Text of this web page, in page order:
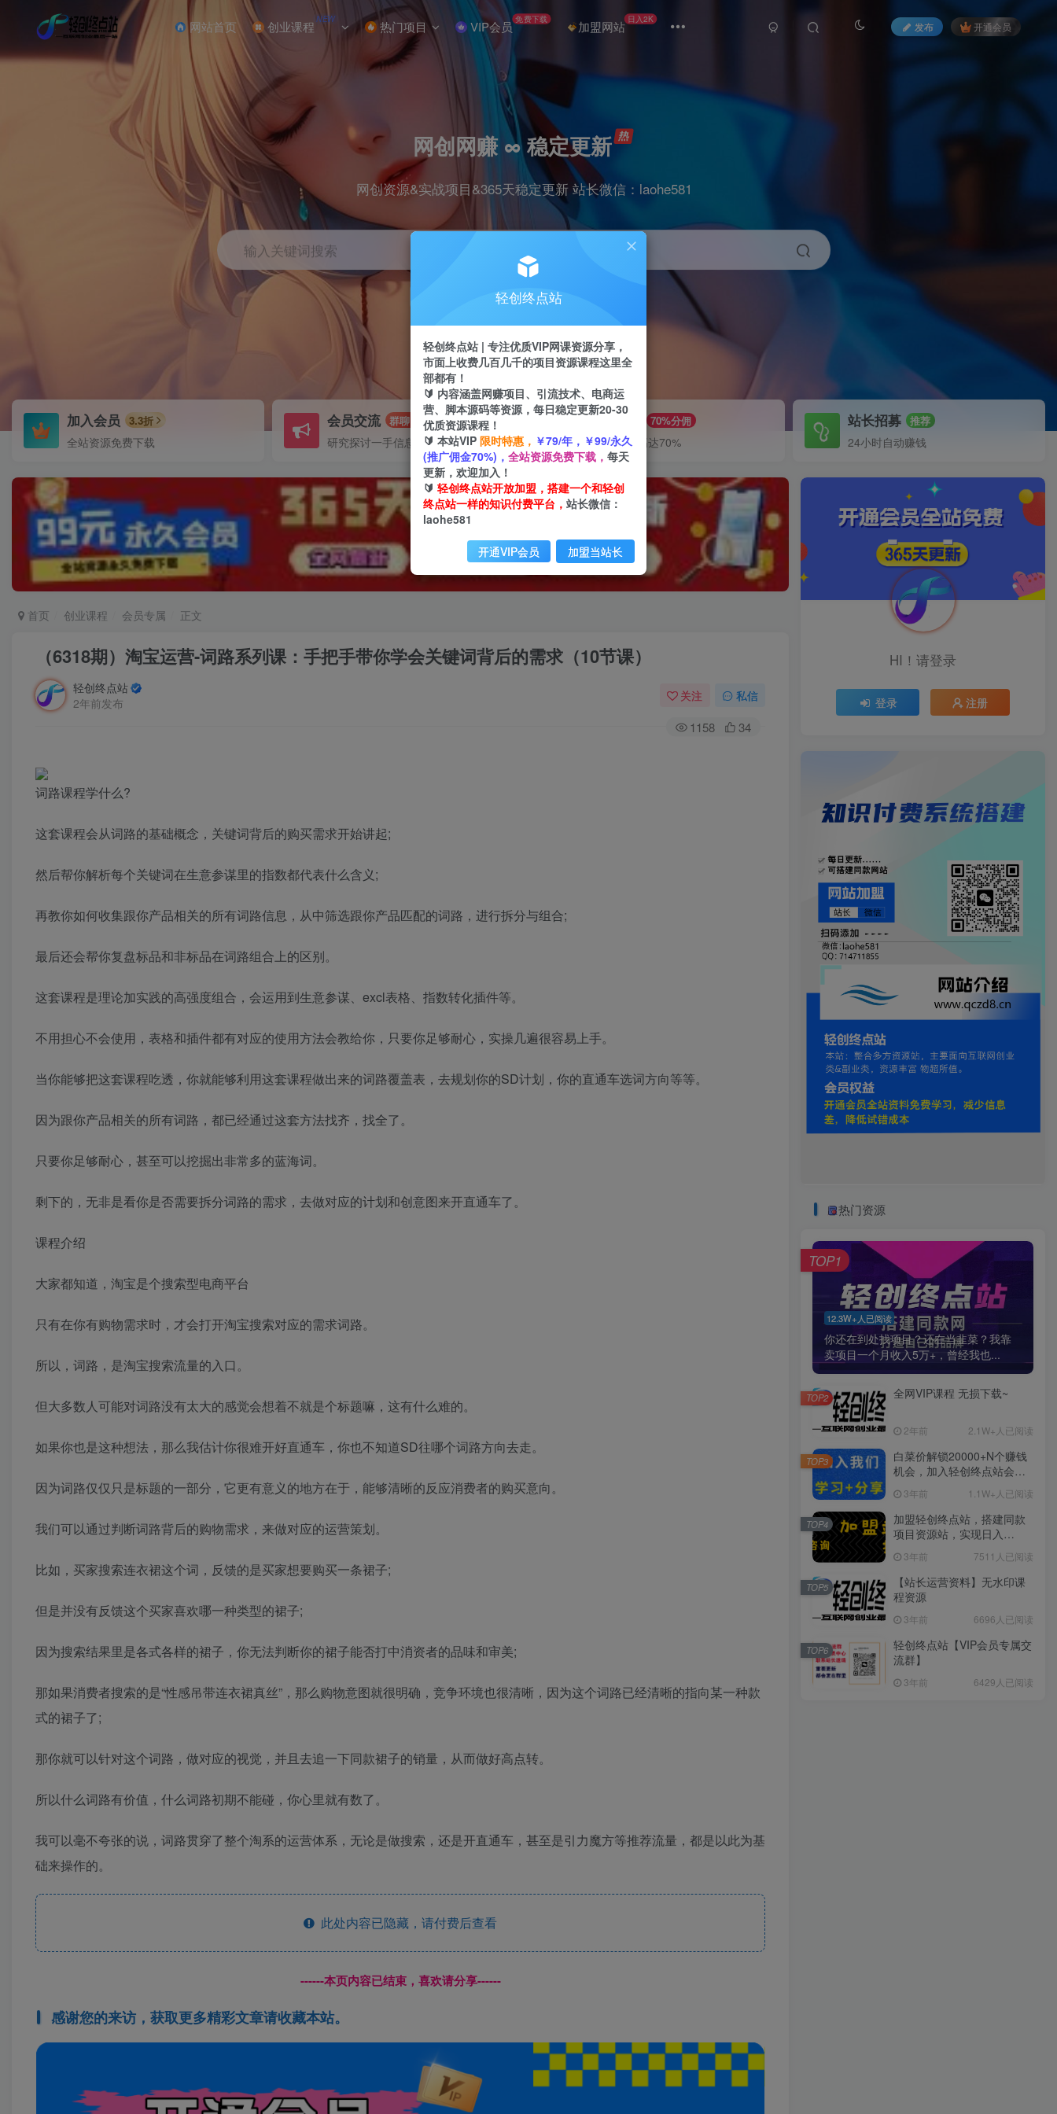
网站首页 创业课程 NEW 热门项目 VIP会员 免费下载 加盟网站 日入2K
发布 开通会员
网创网赚 ∞ 稳定更新
网创资源&实战项目&365天稳定更新 站长微信：laohe581
输入关键词搜索
剪辑 引流 带货
加入会员 3.3折
全站资源免费下载
会员交流 群聊
研究探讨一手信息差
推广赚钱 70%分佣
推广返佣高达70%
站长招募 推荐
24小时自动赚钱
首页 创业课程 会员专属 正文
（6318期）淘宝运营-词路系列课：手把手带你学会关键词背后的需求（10节课）
轻创终点站
2年前发布
关注 私信
1158 34
词路课程学什么?
这套课程会从词路的基础概念，关键词背后的购买需求开始讲起;
然后帮你解析每个关键词在生意参谋里的指数都代表什么含义;
再教你如何收集跟你产品相关的所有词路信息，从中筛选跟你产品匹配的词路，进行拆分与组合;
最后还会帮你复盘标品和非标品在词路组合上的区别。
这套课程是理论加实践的高强度组合，会运用到生意参谋、excl表格、指数转化插件等。
不用担心不会使用，表格和插件都有对应的使用方法会教给你，只要你足够耐心，实操几遍很容易上手。
当你能够把这套课程吃透，你就能够利用这套课程做出来的词路覆盖表，去规划你的SD计划，你的直通车选词方向等等。
因为跟你产品相关的所有词路，都已经通过这套方法找齐，找全了。
只要你足够耐心，甚至可以挖掘出非常多的蓝海词。
剩下的，无非是看你是否需要拆分词路的需求，去做对应的计划和创意图来开直通车了。
课程介绍
大家都知道，淘宝是个搜索型电商平台
只有在你有购物需求时，才会打开淘宝搜索对应的需求词路。
所以，词路，是淘宝搜索流量的入口。
但大多数人可能对词路没有太大的感觉会想着不就是个标题嘛，这有什么难的。
如果你也是这种想法，那么我估计你很难开好直通车，你也不知道SD往哪个词路方向去走。
因为词路仅仅只是标题的一部分，它更有意义的地方在于，能够清晰的反应消费者的购买意向。
我们可以通过判断词路背后的购物需求，来做对应的运营策划。
比如，买家搜索连衣裙这个词，反馈的是买家想要购买一条裙子;
但是并没有反馈这个买家喜欢哪一种类型的裙子;
因为搜索结果里是各式各样的裙子，你无法判断你的裙子能否打中消资者的品味和审美;
那如果消费者搜索的是“性感吊带连衣裙真丝”，那么购物意图就很明确，竞争环境也很清晰，因为这个词路已经清晰的指向某一种款
式的裙子了;
那你就可以针对这个词路，做对应的视觉，并且去追一下同款裙子的销量，从而做好高点转。
所以什么词路有价值，什么词路初期不能碰，你心里就有数了。
我可以毫不夸张的说，词路贯穿了整个淘系的运营体系，无论是做搜索，还是开直通车，甚至是引力魔方等推荐流量，都是以此为基
础来操作的。
此处内容已隐藏，请付费后查看
------本页内容已结束，喜欢请分享------
感谢您的来访，获取更多精彩文章请收藏本站。
HI！请登录
登录 注册
热门资源
12.3W+人已阅读
你还在到处找项目？还在当韭菜？我靠
卖项目一个月收入5万+，曾经我也...
TOP1
全网VIP课程 无损下载~
2年前 2.1W+人已阅读
TOP2
白菜价解锁20000+N个赚钱
机会，加入轻创终点站会
3年前 1.1W+人已阅读
TOP3
加盟轻创终点站，搭建同款
项目资源站，实现日入
3年前 7511人已阅读
TOP4
【站长运营资料】无水印课
程资源
3年前 6696人已阅读
TOP5
轻创终点站【VIP会员专属交
流群】
3年前 6429人已阅读
TOP6
轻创终点站
轻创终点站 | 专注优质VIP网课资源分享，
市面上收费几百几千的项目资源课程这里全
部都有！
🔰 内容涵盖网赚项目、引流技术、电商运
营、脚本源码等资源，每日稳定更新20-30
优质资源课程！
🔰 本站VIP 限时特惠， ￥79/年，￥99/永久
(推广佣金70%)， 全站资源免费下载， 每天
更新，欢迎加入！
🔰 轻创终点站开放加盟，搭建一个和轻创
终点站一样的知识付费平台， 站长微信：
laohe581
开通VIP会员 加盟当站长